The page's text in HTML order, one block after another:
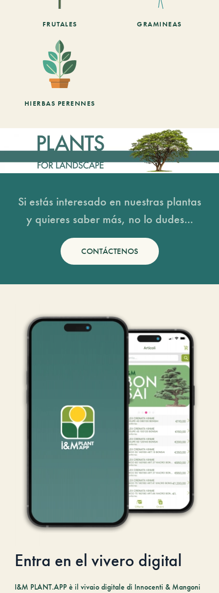
FRUTALES GRAMINEAS
HIERBAS PERENNES
Si estás interesado en nuestras plantas
y quieres saber más, no lo dudes...
CONTÁCTENOS
Entra en el vivero digital
I&M PLANT.APP è il vivaio digitale di Innocenti & Mangoni